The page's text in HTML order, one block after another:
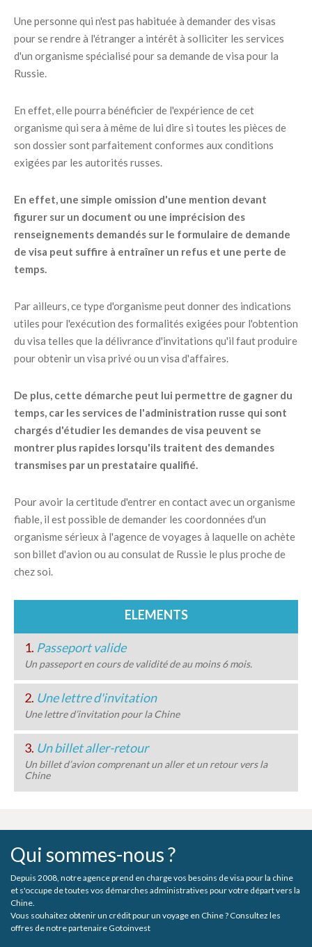
Une personne qui n'est pas habituée à demander des visas
pour se rendre à l'étranger a intérêt à solliciter les services
d'un organisme spécialisé pour sa demande de visa pour la
Russie.
En effet, elle pourra bénéficier de l'expérience de cet
organisme qui sera à même de lui dire si toutes les pièces de
son dossier sont parfaitement conformes aux conditions
exigées par les autorités russes.
En effet, une simple omission d'une mention devant
figurer sur un document ou une imprécision des
renseignements demandés sur le formulaire de demande
de visa peut suffire à entraîner un refus et une perte de
temps.
Par ailleurs, ce type d'organisme peut donner des indications
utiles pour l'exécution des formalités exigées pour l'obtention
du visa telles que la délivrance d'invitations qu'il faut produire
pour obtenir un visa privé ou un visa d'affaires.
De plus, cette démarche peut lui permettre de gagner du
temps, car les services de l'administration russe qui sont
chargés d'étudier les demandes de visa peuvent se
montrer plus rapides lorsqu'ils traitent des demandes
transmises par un prestataire qualifié.
Pour avoir la certitude d'entrer en contact avec un organisme
fiable, il est possible de demander les coordonnées d'un
organisme sérieux à l'agence de voyages à laquelle on achète
son billet d'avion ou au consulat de Russie le plus proche de
chez soi.
ELEMENTS
1. Passeport valide
Un passeport en cours de validité de au moins 6 mois.
2. Une lettre d'invitation
Une lettre d’invitation pour la Chine
3. Un billet aller-retour
Un billet d’avion comprenant un aller et un retour vers la
Chine
Qui sommes-nous ?
Depuis 2008, notre agence prend en charge vos besoins de visa pour la chine
et s'occupe de toutes vos démarches administratives pour votre départ vers la
Chine.
Vous souhaitez obtenir un crédit pour un voyage en Chine ? Consultez les
offres de notre partenaire Gotoinvest